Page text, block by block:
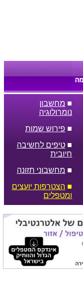
■ מחשבון
נומרולוגיה
■ פירוש שמות
■ טיפים לחשיבה
חיובית
■ מחשבוני תזונה
■ הצטרפות יועצים
ומטפלים